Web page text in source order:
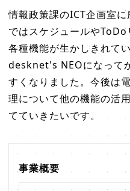
情報政策課のICT企画室
ではスケジュールやToDo
各種機能が生かしきれて
desknet's NEOになって
すくなりました。今後は
理について他の機能の活
てていきたいです。
事業概要